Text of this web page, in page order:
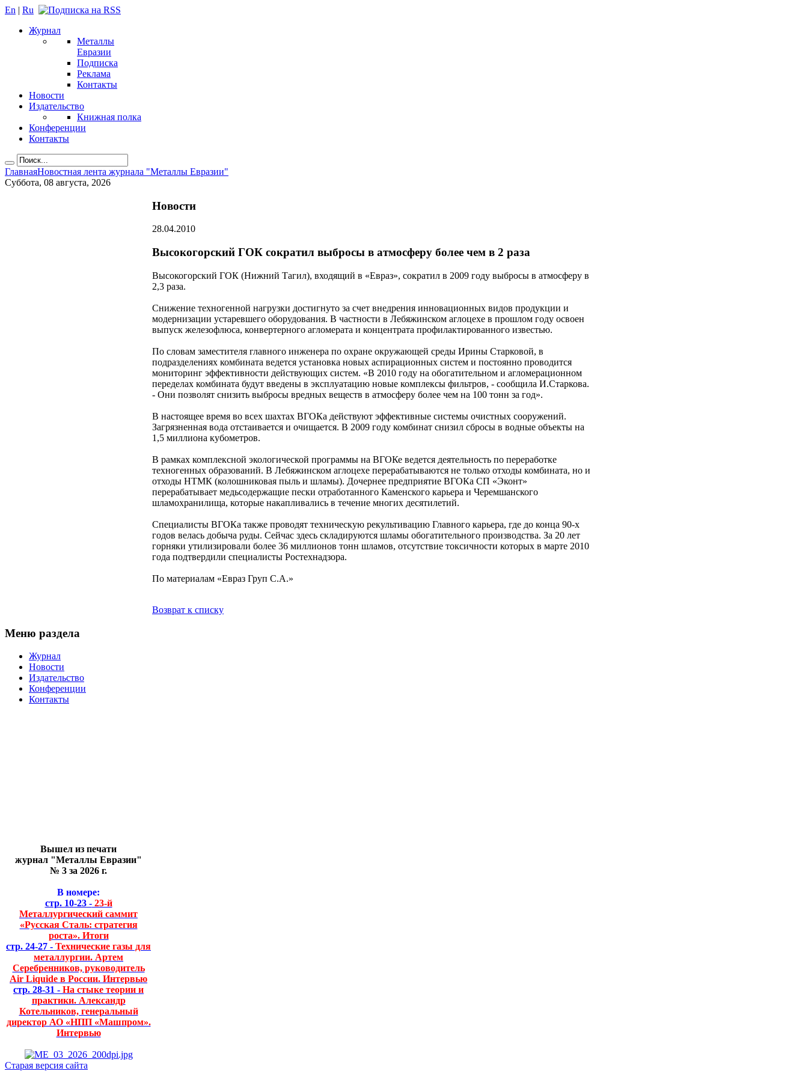
En | Ru
Журнал
Металлы
Евразии
Подписка
Реклама
Контакты
Новости
Издательство
Книжная полка
Конференции
Контакты
ГлавнаяНовостная лента журнала "Металлы Евразии"
Суббота, 08 августа, 2026
Новости
28.04.2010
Высокогорский ГОК сократил выбросы в атмосферу более чем в 2 раза
Высокогорский ГОК (Нижний Тагил), входящий в «Евраз», сократил в 2009 году выбросы в атмосферу в
2,3 раза.
Снижение техногенной нагрузки достигнуто за счет внедрения инновационных видов продукции и
модернизации устаревшего оборудования. В частности в Лебяжинском аглоцехе в прошлом году освоен
выпуск железофлюса, конвертерного агломерата и концентрата профилактированного известью.
По словам заместителя главного инженера по охране окружающей среды Ирины Старковой, в
подразделениях комбината ведется установка новых аспирационных систем и постоянно проводится
мониторинг эффективности действующих систем. «В 2010 году на обогатительном и агломерационном
переделах комбината будут введены в эксплуатацию новые комплексы фильтров, - сообщила И.Старкова.
- Они позволят снизить выбросы вредных веществ в атмосферу более чем на 100 тонн за год».
В настоящее время во всех шахтах ВГОКа действуют эффективные системы очистных сооружений.
Загрязненная вода отстаивается и очищается. В 2009 году комбинат снизил сбросы в водные объекты на
1,5 миллиона кубометров.
В рамках комплексной экологической программы на ВГОКе ведется деятельность по переработке
техногенных образований. В Лебяжинском аглоцехе перерабатываются не только отходы комбината, но и
отходы НТМК (колошниковая пыль и шламы). Дочернее предприятие ВГОКа СП «Эконт»
перерабатывает медьсодержащие пески отработанного Каменского карьера и Черемшанского
шламохранилища, которые накапливались в течение многих десятилетий.
Специалисты ВГОКа также проводят техническую рекультивацию Главного карьера, где до конца 90-х
годов велась добыча руды. Сейчас здесь складируются шламы обогатительного производства. За 20 лет
горняки утилизировали более 36 миллионов тонн шламов, отсутствие токсичности которых в марте 2010
года подтвердили специалисты Ростехнадзора.
По материалам «Евраз Груп С.А.»
Возврат к списку
Меню раздела
Журнал
Новости
Издательство
Конференции
Контакты
Вышел из печати
журнал "Металлы Евразии"
№ 3 за 2026 г.
В номере:
стр. 10-23 -23-й
Металлургический саммит
«Русская Сталь: стратегия
роста». Итоги
стр. 24-27 - Технические газы для
металлургии. Артем
Серебренников, руководитель
Air Liquide в России. Интервью
стр. 28-31 - На стыке теории и
практики. Александр
Котельников, генеральный
директор АО «НПП «Машпром».
Интервью
Старая версия сайта